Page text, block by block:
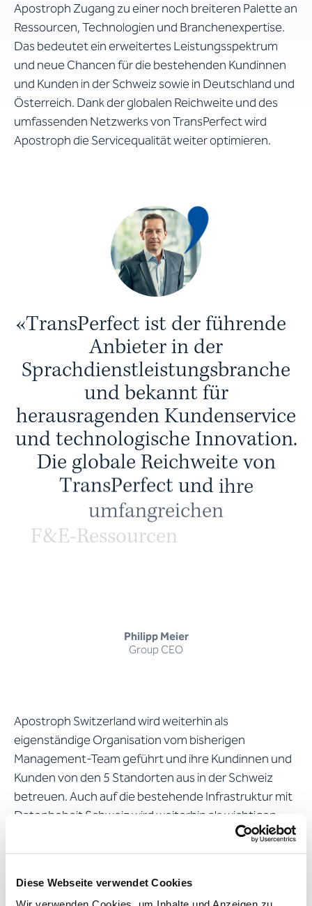
Diese Webseite verwendet Cookies
Apostroph Zugang zu einer noch breiteren Palette an
Ressourcen, Technologien und Branchenexpertise.
Das bedeutet ein erweitertes Leistungsspektrum
und neue Chancen für die bestehenden Kundinnen
und Kunden in der Schweiz sowie in Deutschland und
Österreich. Dank der globalen Reichweite und des
umfassenden Netzwerks von TransPerfect wird
Apostroph die Servicequalität weiter optimieren.
«TransPerfect ist der führende
Anbieter in der
Sprachdienstleistungsbranche
und bekannt für
herausragenden Kundenservice
und technologische Innovation.
Die globale Reichweite von
TransPerfect und ihre
umfangreichen
F&E-Ressourcen
Philipp Meier
Group CEO
Apostroph Switzerland wird weiterhin als
eigenständige Organisation vom bisherigen
Management-Team geführt und ihre Kundinnen und
Kunden von den 5 Standorten aus in der Schweiz
betreuen. Auch auf die bestehende Infrastruktur mit
Datenhoheit Schweiz wird weiterhin als wichtigen
Apostroph im Wettbewerb standen, wissen wir, dass